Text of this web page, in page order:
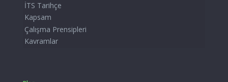
İTS Tarihçe
Kapsam
Çalışma Prensipleri
Kavramlar